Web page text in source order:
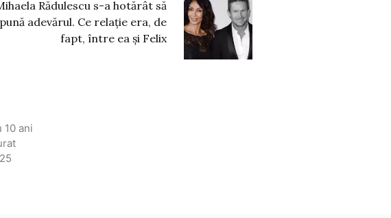
Rădulescu s-a hotărât să
adevărul. Ce relație era, de
fapt, între ea și Felix
10 ani